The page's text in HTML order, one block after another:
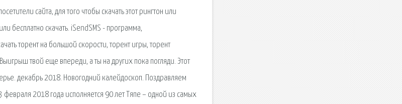
сайта, для того чтобы скачать этот рингтон или
бесплатно скачать. iSendSMS - программа,
торент на большой скорости, торент игры, торент
твой еще впереди, а ты на других пока погляди. Этот
декабрь 2018. Новогодний калейдоскоп. Поздравляем
2018 года исполняется 90 лет Тяпе – одной из самых